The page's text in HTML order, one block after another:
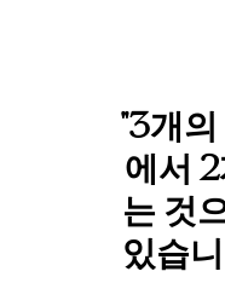
"3개
에서
는 것
있습